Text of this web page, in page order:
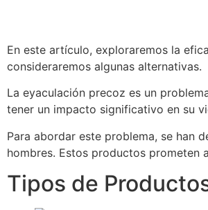
En este artículo, exploraremos la
consideraremos algunas alternativas.
La eyaculación precoz es un
tener un impacto significativo en su
Para abordar este problema, se han
hombres. Estos productos prometen
Tipos de